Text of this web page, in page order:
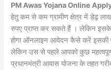
PM Awas Yojana Online
हेतु कम से कम ग्रामीण क्षेत्र में डेढ़
रुपए प्राप्त कर सकते हैं । लेकिन
होगा ऑनलाइन आवेदन कैसे करें इसकी
लेकिन उस से पहले आपको कुछ
प्रधानमंत्री आवास योजना के तहत